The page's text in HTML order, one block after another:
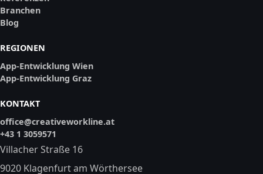
Branchen
Blog
REGIONEN
App-Entwicklung Wien
App-Entwicklung Graz
KONTAKT
office@creativeworkline.at
+43 1 3059571
Villacher Straße 16
9020 Klagenfurt am Wörthersee